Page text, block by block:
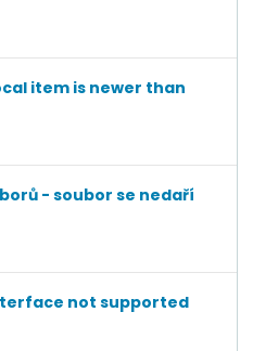
item is newer than
- soubor se nedaří
not supported